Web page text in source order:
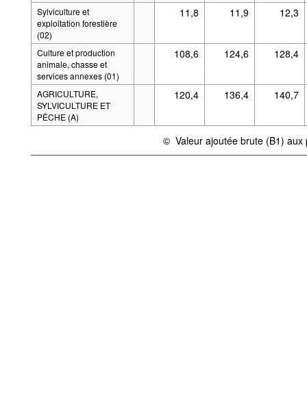
Sylviculture et
exploitation forestière
(02)
11,8 11,9 12,3
Culture et production
animale, chasse et
services annexes (01)
108,6 124,6 128,4
AGRICULTURE,
SYLVICULTURE ET
PÊCHE (A)
120,4 136,4 140,7
©
{link} Conditions d'utilisation
Valeur ajoutée brute (B1)